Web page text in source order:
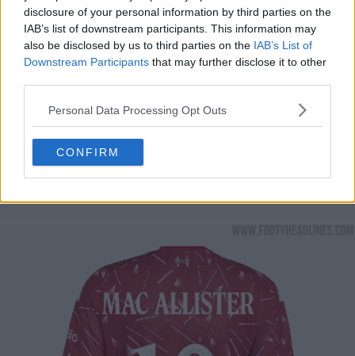
disclosure of your personal information by third parties on the
IAB’s list of downstream participants. This information may
also be disclosed by us to third parties on the IAB’s List of
Downstream Participants that may further disclose it to other
Personal Data Processing Opt Outs
CONFIRM